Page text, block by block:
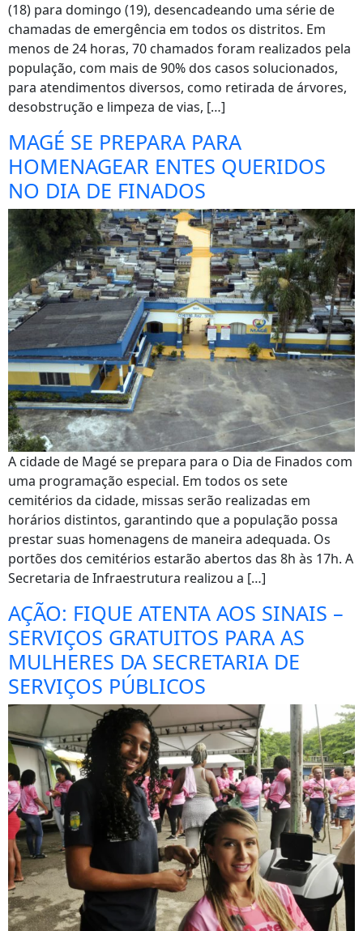
(18) para domingo (19), desencadeando uma série de
chamadas de emergência em todos os distritos. Em
menos de 24 horas, 70 chamados foram realizados pela
população, com mais de 90% dos casos solucionados,
para atendimentos diversos, como retirada de árvores,
desobstrução e limpeza de vias, […]
MAGÉ SE PREPARA PARA
HOMENAGEAR ENTES QUERIDOS
NO DIA DE FINADOS
A cidade de Magé se prepara para o Dia de Finados com
uma programação especial. Em todos os sete
cemitérios da cidade, missas serão realizadas em
horários distintos, garantindo que a população possa
prestar suas homenagens de maneira adequada. Os
portões dos cemitérios estarão abertos das 8h às 17h. A
Secretaria de Infraestrutura realizou a […]
AÇÃO: FIQUE ATENTA AOS SINAIS –
SERVIÇOS GRATUITOS PARA AS
MULHERES DA SECRETARIA DE
SERVIÇOS PÚBLICOS